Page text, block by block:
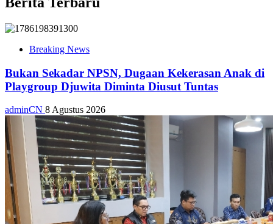
Breaking News
Bukan Sekadar NPSN, Dugaan Kekerasan Anak di
Playgroup Djuwita Diminta Diusut Tuntas
adminCN 8 Agustus 2026